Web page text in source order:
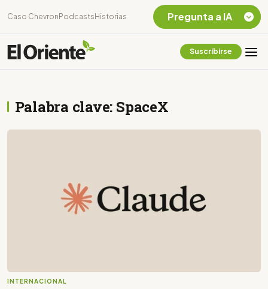
Caso Chevron Podcasts Historias
Suscribirse
Palabra clave: SpaceX
INTERNACIONAL
Pregunta a IA
Amazonia Ecuatoriana